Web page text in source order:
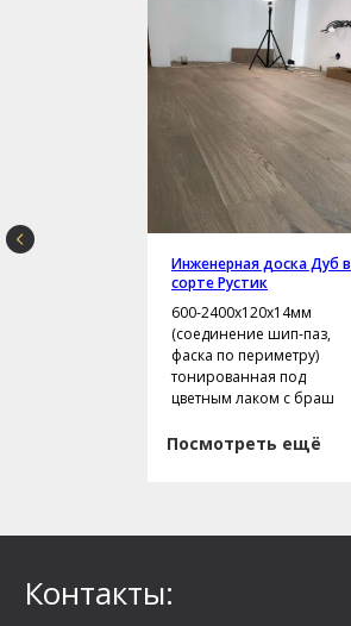
Инженерная доска Дуб в
сорте Рустик
600-2400х120х14мм
(соединение шип-паз,
фаска по периметру)
тонированная под
цветным лаком с браш
Посмотреть ещё
Контакты: